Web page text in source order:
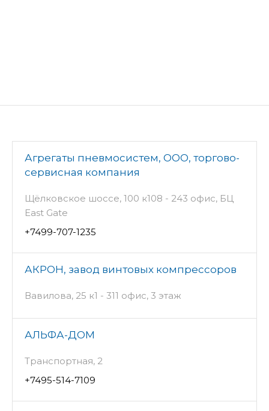
Агрегаты пневмосистем, ООО, торгово-
сервисная компания
Щёлковское шоссе, 100 к108 - 243 офис, БЦ
East Gate
+7499-707-1235
АКРОН, завод винтовых компрессоров
Вавилова, 25 к1 - 311 офис, 3 этаж
АЛЬФА-ДОМ
Транспортная, 2
+7495-514-7109